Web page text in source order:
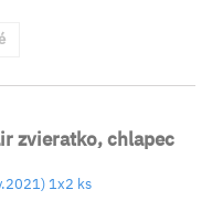
zvieratko, chlapec
1x2 ks